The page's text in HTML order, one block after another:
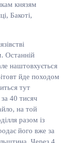
князям
Бакоті,
Останній
наштовхується
йде походом
тут
40 тисяч
на той
разом із
його вже за